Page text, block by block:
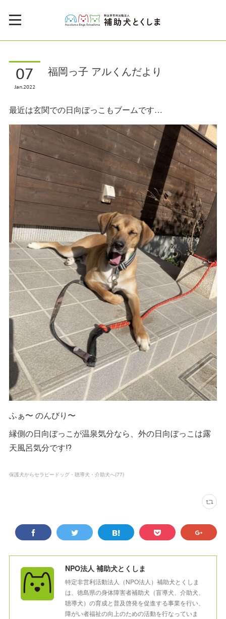
07
Jan2022
福岡っ子 アルくんだより
最近は玄関での日向ぼっこもブームです…
ふぁ〜 のんびり〜
縁側の日向ぼっこが温泉気分なら、外の日向ぼっこは露
天風呂気分です⁉️
保護犬からセラピードッグ・聴導犬・介助犬へ(77)
NPO法人 補助犬とくしま
特定非営利活動法人（NPO法人）補助犬とくしま
は、徳島県の身体障害者補助犬（盲導犬、介助犬、
聴導犬）の育成と普及啓発を促進する事業を行い、
障がい者福祉の向上のための活動を行なっていま